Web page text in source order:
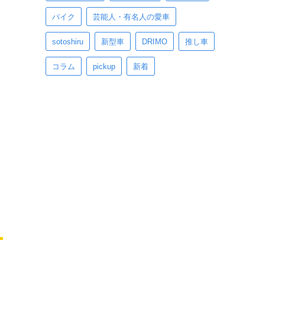
バイク 芸能人・有名人の愛車
sotoshiru 新型車 DRIMO 推し車
コラム pickup 新着